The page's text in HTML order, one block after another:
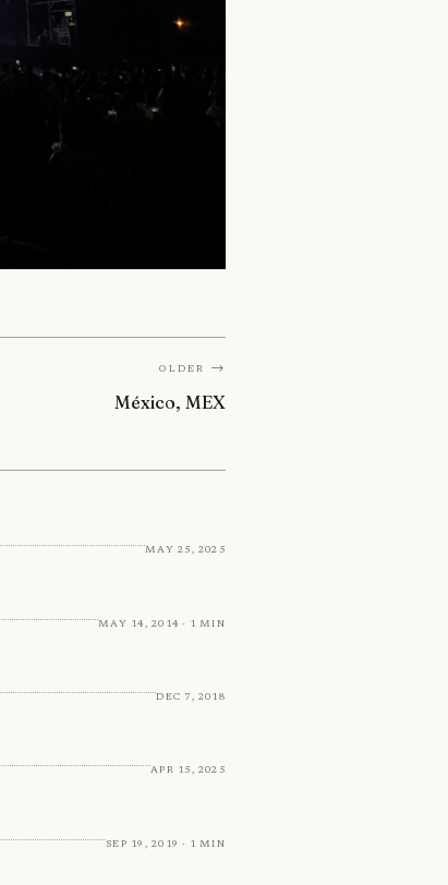
Older →
México, MEX
May 25, 2025
May 14, 2014 · 1 min
Dec 7, 2018
Apr 15, 2025
Sep 19, 2019 · 1 min